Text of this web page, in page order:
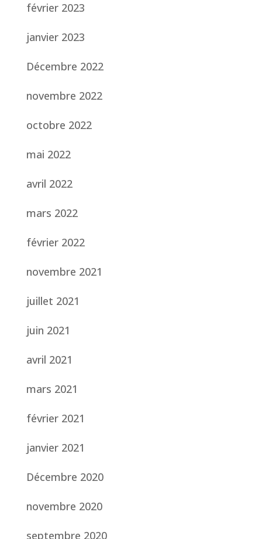
février 2023
janvier 2023
Décembre 2022
novembre 2022
octobre 2022
mai 2022
avril 2022
mars 2022
février 2022
novembre 2021
juillet 2021
juin 2021
avril 2021
mars 2021
février 2021
janvier 2021
Décembre 2020
novembre 2020
septembre 2020